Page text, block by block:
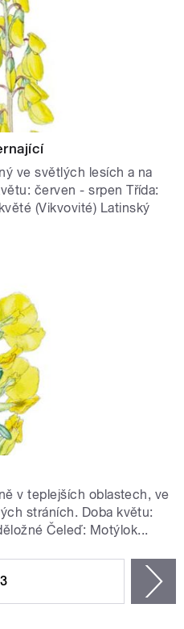
ve světlých lesích a na
červen - srpen Třída:
(Vikvovité) Latinský
v teplejších oblastech, ve
stráních. Doba květu:
Čeleď: Motýlok...
3